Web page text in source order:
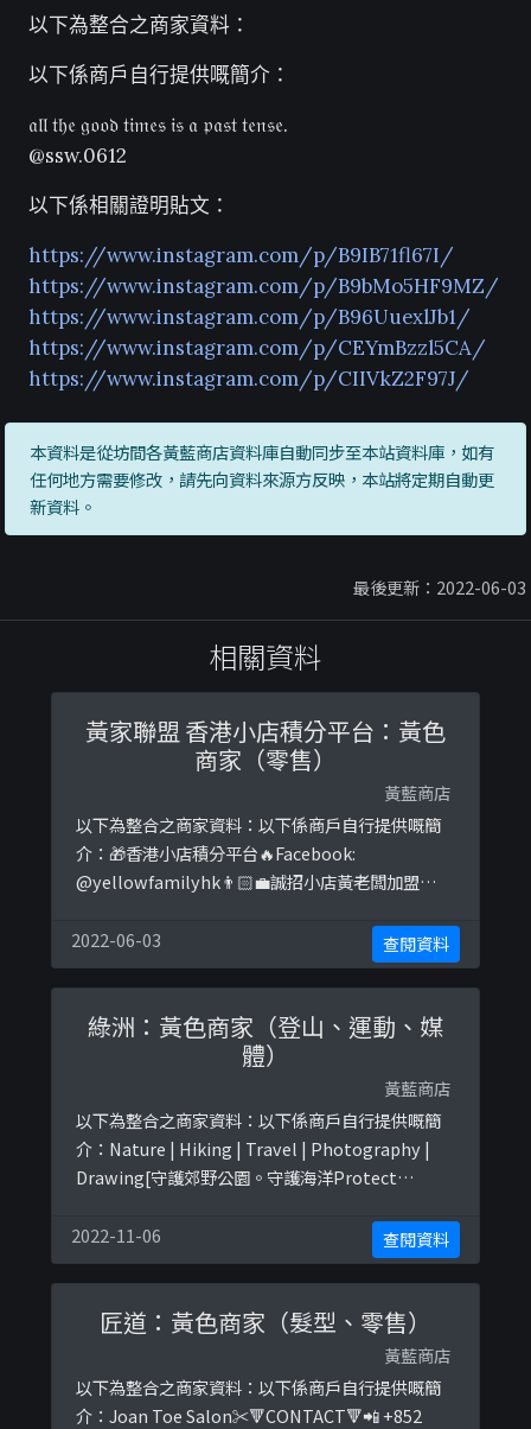
以下為整合之商家資料：
以下係商戶自行提供嘅簡介：
𝔞𝔩𝔩 𝔱𝔥𝔢 𝔤𝔬𝔬𝔡 𝔱𝔦𝔪𝔢𝔰 𝔦𝔰 𝔞 𝔭𝔞𝔰𝔱 𝔱𝔢𝔫𝔰𝔢.
@ssw.0612
以下係相關證明貼文：
https://www.instagram.com/p/B9IB71fl67I/
https://www.instagram.com/p/B9bMo5HF9MZ/
https://www.instagram.com/p/B96UuexlJb1/
https://www.instagram.com/p/CEYmBzzl5CA/
https://www.instagram.com/p/CIIVkZ2F97J/
本資料是從坊間各黃藍商店資料庫自動同步至本站資料庫，如有
任何地方需要修改，請先向資料來源方反映，本站將定期自動更
新資料。
最後更新：2022-06-03
相關資料
黃家聯盟 香港小店積分平台：黃色
商家（零售）
黃藍商店
以下為整合之商家資料：以下係商戶自行提供嘅簡
介：🎁香港小店積分平台🔥Facebook:
@yellowfamilyhk👨🏻‍💼誠招小店黃老闆加盟
相關證明貼文：
https://www.facebook.com/yellowfamilyhk/p
osts/125289678926749:0https://www.face ...
2022-06-03 查閱資料
綠洲：黃色商家（登山、運動、媒
體）
黃藍商店
以下為整合之商家資料：以下係商戶自行提供嘅簡
介：Nature | Hiking | Travel | Photography |
Drawing[守護郊野公園。守護海洋Protect
oasistrekFB：綠洲 OasistrekIG：
teddywish_oasis以下係相關證明貼文：
https://www.facebook.com/ ...
2022-11-06 查閱資料
匠道：黃色商家（髮型、零售）
黃藍商店
以下為整合之商家資料：以下係商戶自行提供嘅簡
介：Joan Toe Salon✂️🔻CONTACT🔻📲 +852